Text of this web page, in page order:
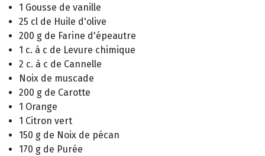
1 Gousse de vanille
25 cl de Huile d'olive
200 g de Farine d'épeautre
1 c. à c de Levure chimique
2 c. à c de Cannelle
Noix de muscade
200 g de Carotte
1 Orange
1 Citron vert
150 g de Noix de pécan
170 g de Purée